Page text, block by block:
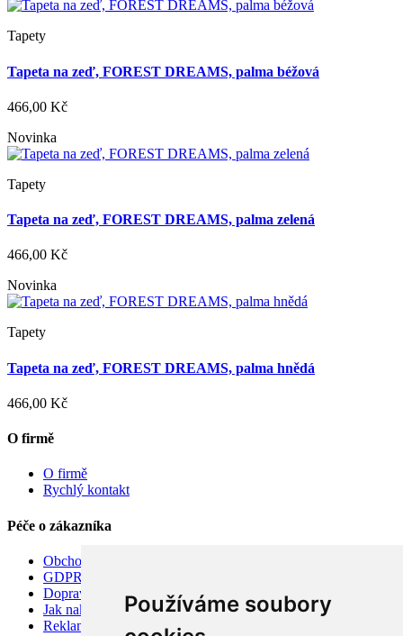
Používáme soubory
Tapety
Tapeta na zeď, FOREST DREAMS, palma béžová
466,00 Kč
Novinka
Tapety
Tapeta na zeď, FOREST DREAMS, palma zelená
466,00 Kč
Novinka
Tapety
Tapeta na zeď, FOREST DREAMS, palma hnědá
466,00 Kč
O firmě
O firmě
Rychlý kontakt
Péče o zákazníka
Obchodní podmínky
GDPR
Doprava
Jak nakupovat
Reklamace